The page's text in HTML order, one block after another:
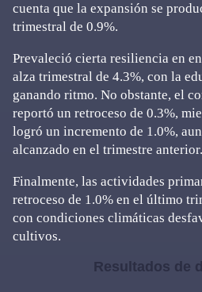
cuenta que la expansión se
trimestral de 0.9%.
Prevaleció cierta resiliencia en
alza trimestral de 4.3%, con la
ganando ritmo. No obstante, el
reportó un retroceso de 0.3%,
logró un incremento de 1.0%,
alcanzado en el trimestre anterior.
Finalmente, las actividades
retroceso de 1.0% en el último
con condiciones climáticas
cultivos.
Resultados de